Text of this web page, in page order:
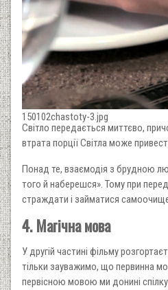
150102chastoty-3.jpg
Світло передається миттєво,
втрата порції Світла може
Понад те, взаємодія з брудною
того й наберешся». Тому при
страждати і займатися
4. Магічна мова
У другій частині фільму
тільки зауважимо, що первинна
первісною мовою ми донині